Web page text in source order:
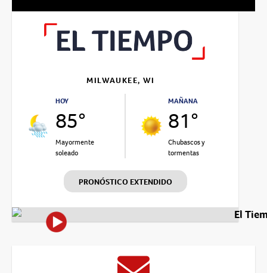
MILWAUKEE, WI
HOY
85°
Mayormente
soleado
MAÑANA
81°
Chubascos y
tormentas
PRONÓSTICO EXTENDIDO
El